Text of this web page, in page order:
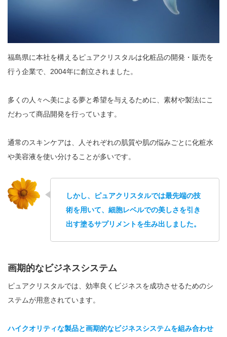
福島県に本社を構えるピュアクリスタルは化粧品の開発・販売を
行う企業で、2004年に創立されました。
多くの人々へ美による夢と希望を与えるために、素材や製法にこ
だわって商品開発を行っています。
通常のスキンケアは、人それぞれの肌質や肌の悩みごとに化粧水
や美容液を使い分けることが多いです。
しかし、ピュアクリスタルでは最先端の技
術を用いて、細胞レベルでの美しさを引き
出す塗るサプリメントを生み出しました。
画期的なビジネスシステム
ピュアクリスタルでは、効率良くビジネスを成功させるためのシ
ステムが用意されています。
ハイクオリティな製品と画期的なビジネスシステムを組み合わせ